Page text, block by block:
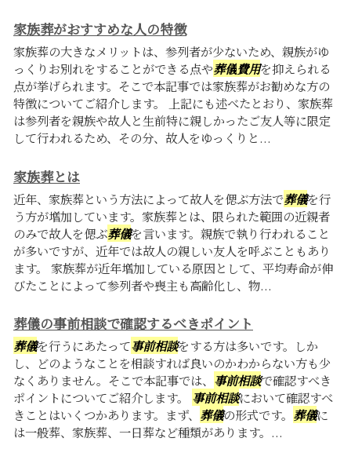
家族葬がおすすめな人の特徴
家族葬の大きなメリットは、参列者が少ないため、親族がゆ
っくりお別れをすることができる点や葬儀費用を抑えられる
点が挙げられます。そこで本記事では家族葬がお勧めな方の
特徴についてご紹介します。 上記にも述べたとおり、家族葬
は参列者を親族や故人と生前特に親しかったご友人等に限定
して行われるため、その分、故人をゆっくりと...
家族葬とは
近年、家族葬という方法によって故人を偲ぶ方法で葬儀を行
う方が増加しています。家族葬とは、限られた範囲の近親者
のみで故人を偲ぶ葬儀を言います。親族で執り行われること
が多いですが、近年では故人の親しい友人を呼ぶこともあり
ます。 家族葬が近年増加している原因として、平均寿命が伸
びたことによって参列者や喪主も高齢化し、物...
葬儀の事前相談で確認するべきポイント
葬儀を行うにあたって事前相談をする方は多いです。しか
し、どのようなことを相談すれば良いのかわからない方も少
なくありません。そこで本記事では、 事前相談で確認すべき
ポイントについてご紹介します。 事前相談において確認すべ
きことはいくつかあります。まず、 葬儀の形式です。 葬儀に
は一般葬、家族葬、一日葬など種類があります。...